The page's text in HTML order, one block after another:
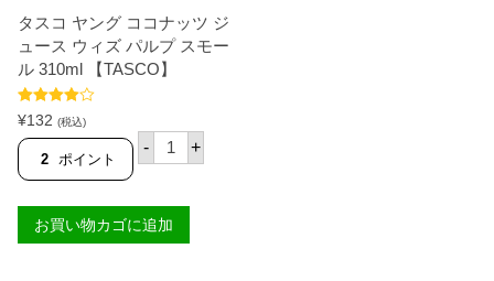
ス
リ
ム
缶
4
m
T
A
タスコ ヤング ココナッツ ジ
ュース ウィズ パルプ スモー
ル 310ml 【TASCO】
5段階中
4.72の評価
¥132 (税込)
2 ポイント
- タ
ス
ン
グ
コ
+
お買い物カゴに追加